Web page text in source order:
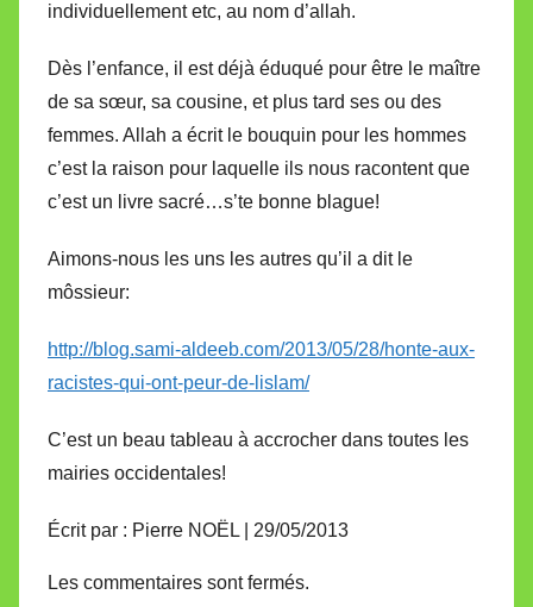
individuellement etc, au nom d’allah.
Dès l’enfance, il est déjà éduqué pour être le maître
de sa sœur, sa cousine, et plus tard ses ou des
femmes. Allah a écrit le bouquin pour les hommes
c’est la raison pour laquelle ils nous racontent que
c’est un livre sacré…s’te bonne blague!
Aimons-nous les uns les autres qu’il a dit le
môssieur:
http://blog.sami-aldeeb.com/2013/05/28/honte-aux-
racistes-qui-ont-peur-de-lislam/
C’est un beau tableau à accrocher dans toutes les
mairies occidentales!
Écrit par : Pierre NOËL | 29/05/2013
Les commentaires sont fermés.